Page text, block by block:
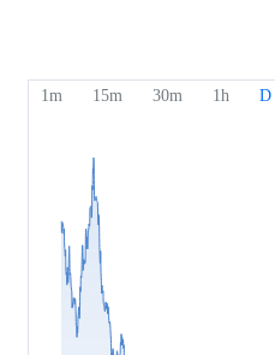
Sicherheit von Kundengeldern
Rechtsdokumente
Tiếng việt